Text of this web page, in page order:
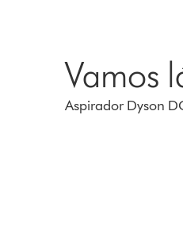
Vamos
Aspirador Dyson